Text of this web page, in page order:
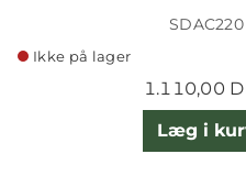
SDAC220
Ikke på lager
1.110,00
Læg i